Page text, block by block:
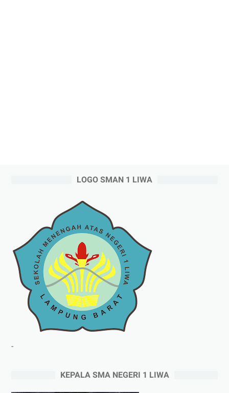
LOGO SMAN 1 LIWA
-
KEPALA SMA NEGERI 1 LIWA